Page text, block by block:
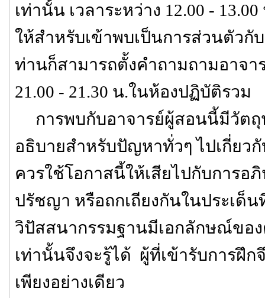
เท่านั้น เวลาระหว่าง 12.00 -
ให้สำหรับเข้าพบเป็นการส่วนตัว
ท่านก็สามารถตั้งคำถามถามอาจา
21.00 - 21.30 น.ในห้องปฏิบัติรวม
การพบกับอาจารย์ผู้สอนนี้มีวัตถุ
อธิบายสำหรับปัญหาทั่วๆ ไปเกี่ยว
ควรใช้โอกาสนี้ให้เสียไปกับการอภิ
ปรัชญา หรือถกเถียงกันในประเด็
วิปัสสนากรรมฐานมีเอกลักษณ์ขอ
เท่านั้นจึงจะรู้ได้ ผู้ที่เข้ารับการฝึ
เพียงอย่างเดียว